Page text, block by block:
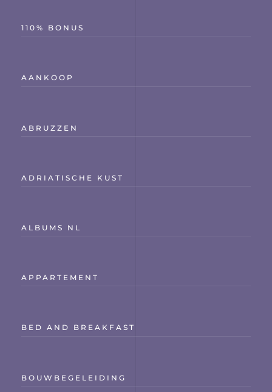
110% BONUS
AANKOOP
ABRUZZEN
ADRIATISCHE KUST
ALBUMS NL
APPARTEMENT
BED AND BREAKFAST
BOUWBEGELEIDING